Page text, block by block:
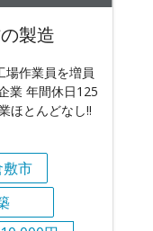
製造
場作業員を増員
業 年間休日125
ほとんどなし!!
敷市